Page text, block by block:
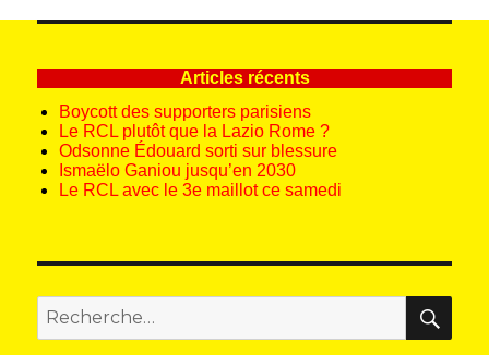
ANT
Articles récents
Boycott des supporters parisiens
Le RCL plutôt que la Lazio Rome ?
Odsonne Édouard sorti sur blessure
Ismaëlo Ganiou jusqu’en 2030
Le RCL avec le 3e maillot ce samedi
Recherche
pour
: